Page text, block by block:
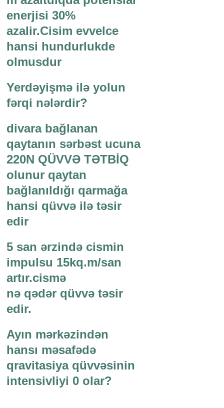
enerjisi 30%
azalir.Cisim evvelce
hansi hundurlukde
olmusdur
Yerdəyişmə ilə yolun
fərqi nələrdir?
divara bağlanan
qaytanın sərbəst ucuna
220N QÜVVƏ TƏTBİQ
olunur qaytan
bağlanıldığı qarmağa
hansi qüvvə ilə təsir
edir
5 san ərzində cismin
impulsu 15kq.m/san
artır.cismə
nə qədər qüvvə təsir
edir.
Ayın mərkəzindən
hansı məsafədə
qravitasiya qüvvəsinin
intensivliyi 0 olar?